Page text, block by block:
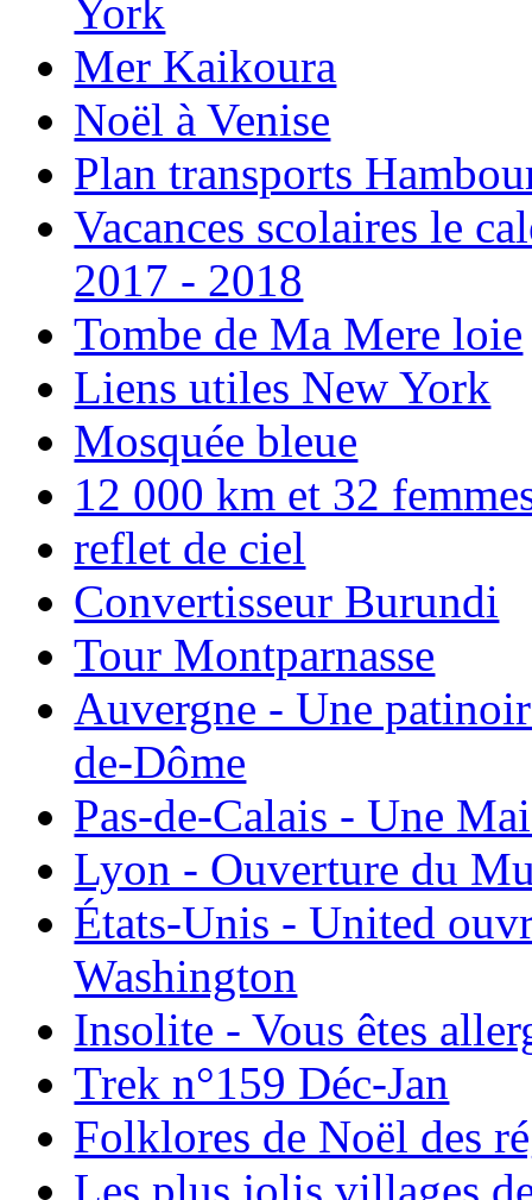
York
Mer Kaikoura
Noël à Venise
Plan transports
Vacances scolaires le
2017 - 2018
Tombe de Ma Mere loie
Liens utiles New York
Mosquée bleue
12 000 km et 32
reflet de ciel
Convertisseur Burundi
Tour Montparnasse
Auvergne - Une
de-Dôme
Pas-de-Calais - Une
Lyon - Ouverture du
États-Unis - United
Washington
Insolite - Vous êtes
Trek n°159 Déc-Jan
Folklores de Noël des
Les plus jolis villages